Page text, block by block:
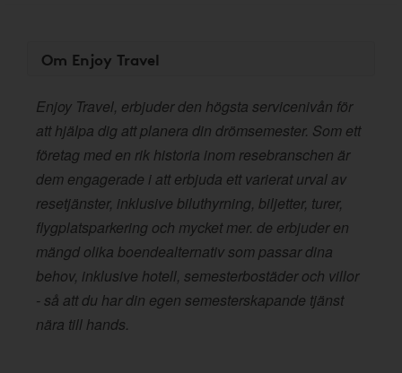
Om Enjoy Travel
Enjoy Travel, erbjuder den högsta servicenivån för
att hjälpa dig att planera din drömsemester. Som ett
företag med en rik historia inom resebranschen är
dem engagerade i att erbjuda ett varierat urval av
resetjänster, inklusive biluthyrning, biljetter, turer,
flygplatsparkering och mycket mer. de erbjuder en
mängd olika boendealternativ som passar dina
behov, inklusive hotell, semesterbostäder och villor
- så att du har din egen semesterskapande tjänst
nära till hands.